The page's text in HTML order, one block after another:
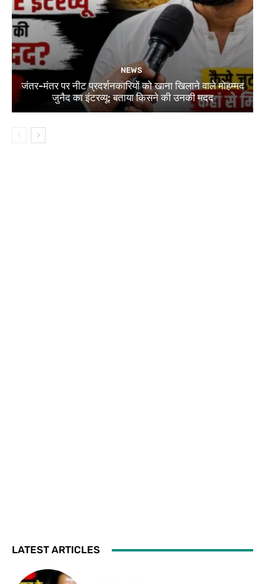
NEWS
जंतर-मंतर पर नीट प्रदर्शनकारियों को खाना खिलाने वाले मोहम्मद
जुनैद का इंटरव्यू: बताया किसने की उनकी मदद
LATEST ARTICLES